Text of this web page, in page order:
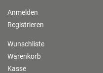
Anmelden
Registrieren
Wunschliste
Warenkorb
Kasse